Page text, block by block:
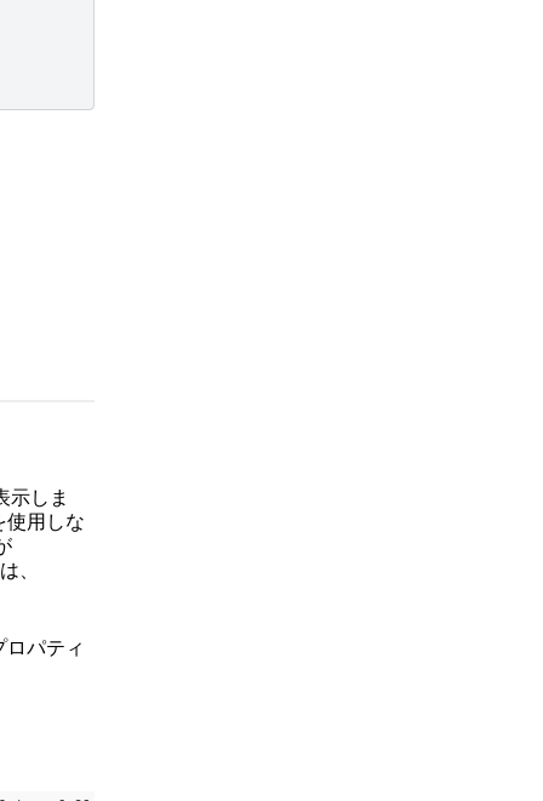
示しま
使用しな
、
パティ